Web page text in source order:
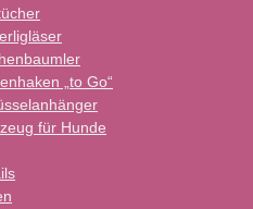
„to Go“
für Hunde